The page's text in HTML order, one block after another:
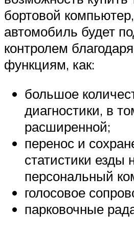
бортовой
автомобиль будет
контролем
функциям, как:
большое
диагностики, в
расширенной;
перенос и
статистики езды
персональный
голосовое
парковочные